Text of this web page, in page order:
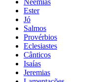
Ester
Jó
Salmos
Provérbios
Eclesiastes
Cânticos
Isaías
Jeremias